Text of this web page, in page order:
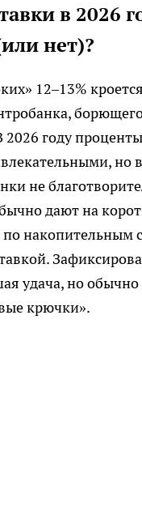
в 2026
нет)?
12–13%
году
но
не
дают на
накопительным
удача, но обычно
крючки».